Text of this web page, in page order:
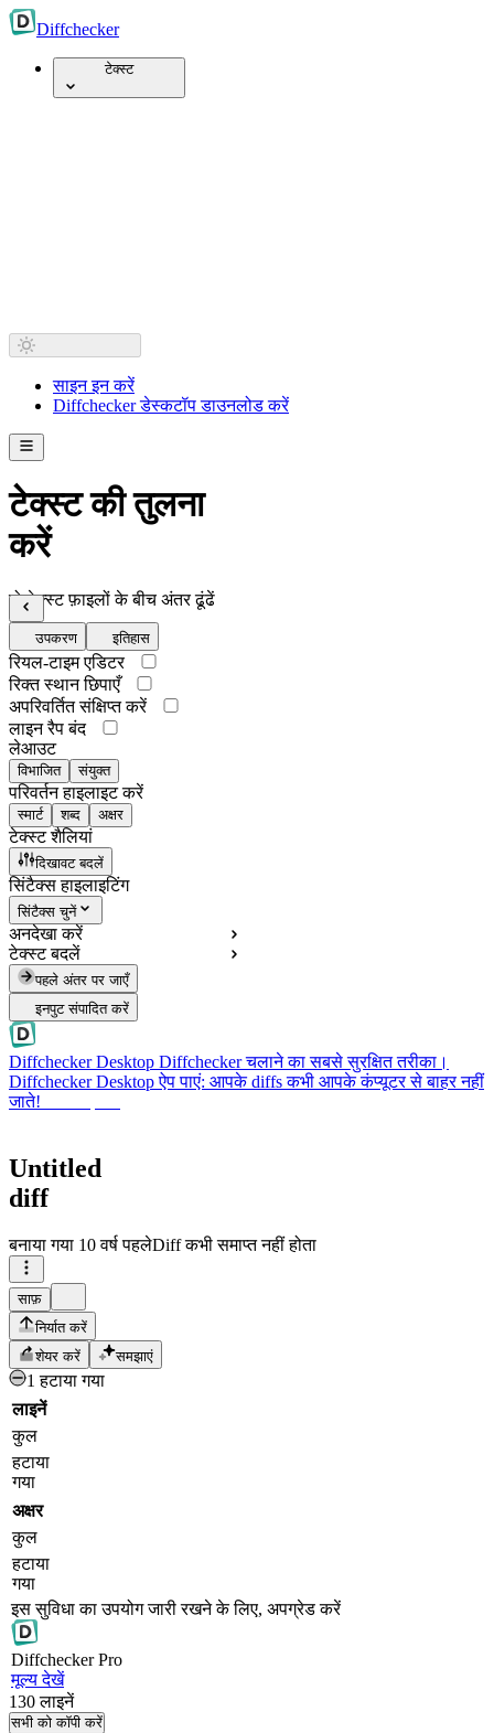
Diffchecker
टेक्स्ट
साइन इन करें
Diffchecker डेस्कटॉप डाउनलोड करें
टेक्स्ट की तुलना
करें
दो टेक्स्ट फ़ाइलों के बीच अंतर ढूंढें
उपकरण इतिहास
रियल-टाइम एडिटर
रिक्त स्थान छिपाएँ
अपरिवर्तित संक्षिप्त करें
लाइन रैप बंद
लेआउट
विभाजित संयुक्त
परिवर्तन हाइलाइट करें
स्मार्ट शब्द अक्षर
टेक्स्ट शैलियां
दिखावट बदलें
सिंटैक्स हाइलाइटिंग
सिंटैक्स चुनें
अनदेखा करें
टेक्स्ट बदलें
पहले अंतर पर जाएँ
इनपुट संपादित करें
Diffchecker Desktop Diffchecker चलाने का सबसे सुरक्षित तरीका।
Diffchecker Desktop ऐप पाएं: आपके diffs कभी आपके कंप्यूटर से बाहर नहीं
जाते!
Untitled
diff
बनाया गया 10 वर्ष पहलेDiff कभी समाप्त नहीं होता
साफ़
निर्यात करें
शेयर करें
समझाएं
1 हटाया गया
लाइनें
कुल
हटाया
गया
अक्षर
कुल
हटाया
गया
इस सुविधा का उपयोग जारी रखने के लिए, अपग्रेड करें
DiffcheckerPro
मूल्य देखें
130 लाइनें
सभी को कॉपी करें